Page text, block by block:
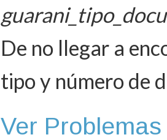
De no llegar a
tipo y número de
Ver Problemas